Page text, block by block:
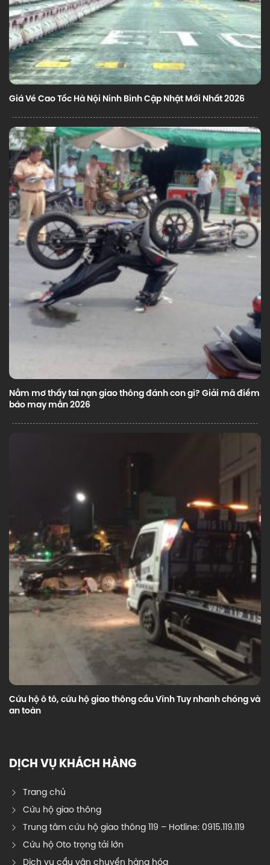
Giá Vé Cao Tốc Hà Nội Ninh Bình Cập Nhật Mới Nhất 2026
Nằm mơ thấy tai nạn giao thông đánh con gì? Giải mã điềm
báo may mắn 2026
Cứu hộ ô tô, cứu hộ giao thông cầu Vĩnh Tuy nhanh chóng và
an toàn
DỊCH VỤ KHÁCH HÀNG
Trang chủ
Cứu hộ giao thông
Trung tâm cứu hộ giao thông 119 – Hotline: 0915.119.119
Cứu hộ Oto trọng tải lớn
Dịch vụ cẩu vận chuyển hàng hóa